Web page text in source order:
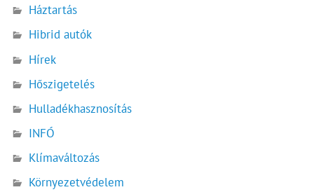
Háztartás
Hibrid autók
Hírek
Hőszigetelés
Hulladékhasznosítás
INFÓ
Klímaváltozás
Környezetvédelem